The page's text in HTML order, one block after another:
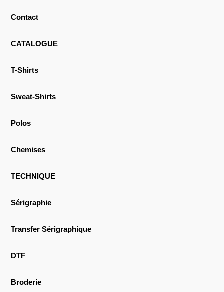
Contact
CATALOGUE
T-Shirts
Sweat-Shirts
Polos
Chemises
TECHNIQUE
Sérigraphie
Transfer Sérigraphique
DTF
Broderie